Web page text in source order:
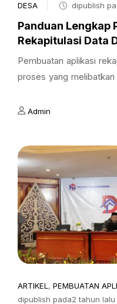
DESA
dipublish
Panduan Lengkap
Rekapitulasi Data
Pembuatan aplikasi
proses yang melibatkan
Admin
ARTIKEL , PEMBUATAN
dipublish pada2 tahun lalu